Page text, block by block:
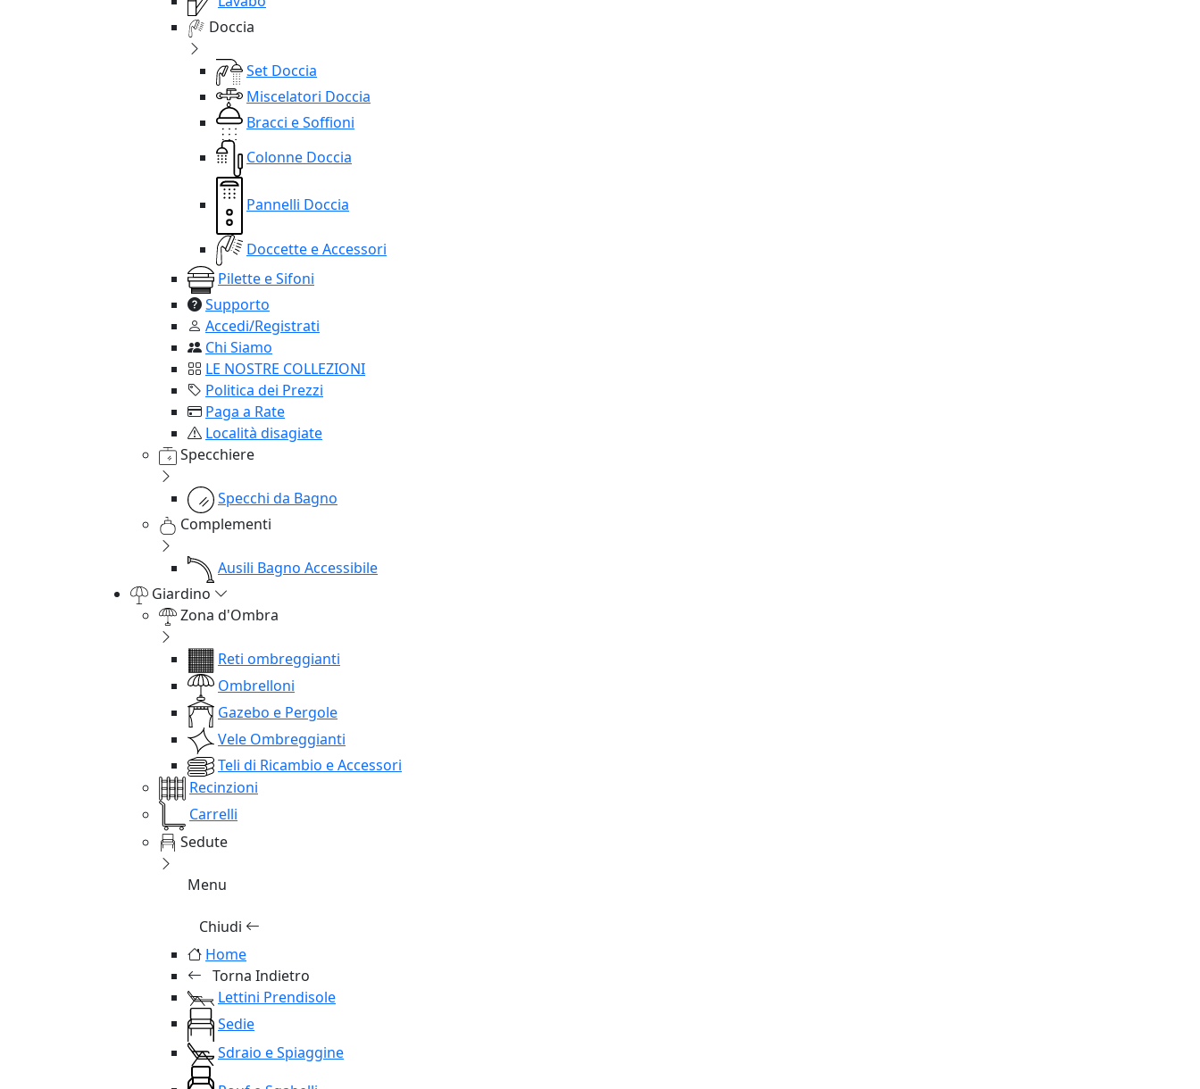
Doccia
Set Doccia
Miscelatori Doccia
Bracci e Soffioni
Colonne Doccia
Pannelli Doccia
Doccette e Accessori
Pilette e Sifoni
Supporto
Accedi/Registrati
Chi Siamo
LE NOSTRE COLLEZIONI
Politica dei Prezzi
Paga a Rate
Località disagiate
Specchiere
Specchi da Bagno
Complementi
Ausili Bagno Accessibile
Giardino
Zona d'Ombra
Reti ombreggianti
Ombrelloni
Gazebo e Pergole
Vele Ombreggianti
Teli di Ricambio e Accessori
Recinzioni
Carrelli
Sedute
Menu
Chiudi
Home
Torna Indietro
Lettini Prendisole
Sedie
Sdraio e Spiaggine